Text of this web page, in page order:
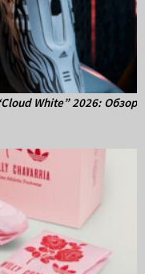
White” 2026: Обзор